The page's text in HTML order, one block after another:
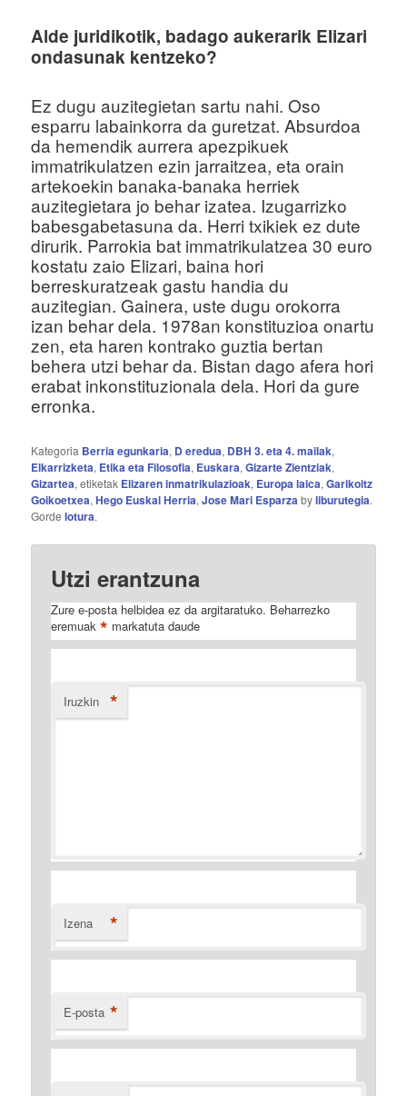
Alde juridikotik, badago aukerarik Elizari
ondasunak kentzeko?
Ez dugu auzitegietan sartu nahi. Oso
esparru labainkorra da guretzat. Absurdoa
da hemendik aurrera apezpikuek
immatrikulatzen ezin jarraitzea, eta orain
artekoekin banaka-banaka herriek
auzitegietara jo behar izatea. Izugarrizko
babesgabetasuna da. Herri txikiek ez dute
dirurik. Parrokia bat immatrikulatzea 30 euro
kostatu zaio Elizari, baina hori
berreskuratzeak gastu handia du
auzitegian. Gainera, uste dugu orokorra
izan behar dela. 1978an konstituzioa onartu
zen, eta haren kontrako guztia bertan
behera utzi behar da. Bistan dago afera hori
erabat inkonstituzionala dela. Hori da gure
erronka.
Kategoria Berria egunkaria, D eredua, DBH 3. eta 4. mailak,
Elkarrizketa, Etika eta Filosofia, Euskara,Gizarte Zientziak,
Gizartea, etiketak Elizaren inmatrikulazioak, Europa laica,Garikoitz
Goikoetxea,Hego Euskal Herria,Jose Mari Esparzabyliburutegia.
Gordelotura.
Utzi erantzuna
Zure e-posta helbidea ez da argitaratuko. Beharrezko
eremuak* markatuta daude
Iruzkin *
Izena *
E-posta *